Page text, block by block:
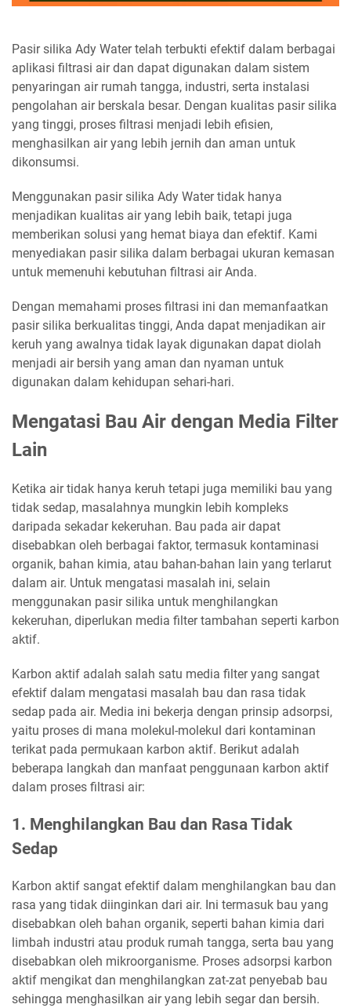
Pasir silika Ady Water telah terbukti efektif dalam berbagai
aplikasi filtrasi air dan dapat digunakan dalam sistem
penyaringan air rumah tangga, industri, serta instalasi
pengolahan air berskala besar. Dengan kualitas pasir silika
yang tinggi, proses filtrasi menjadi lebih efisien,
menghasilkan air yang lebih jernih dan aman untuk
dikonsumsi.
Menggunakan pasir silika Ady Water tidak hanya
menjadikan kualitas air yang lebih baik, tetapi juga
memberikan solusi yang hemat biaya dan efektif. Kami
menyediakan pasir silika dalam berbagai ukuran kemasan
untuk memenuhi kebutuhan filtrasi air Anda.
Dengan memahami proses filtrasi ini dan memanfaatkan
pasir silika berkualitas tinggi, Anda dapat menjadikan air
keruh yang awalnya tidak layak digunakan dapat diolah
menjadi air bersih yang aman dan nyaman untuk
digunakan dalam kehidupan sehari-hari.
Mengatasi Bau Air dengan Media Filter
Lain
Ketika air tidak hanya keruh tetapi juga memiliki bau yang
tidak sedap, masalahnya mungkin lebih kompleks
daripada sekadar kekeruhan. Bau pada air dapat
disebabkan oleh berbagai faktor, termasuk kontaminasi
organik, bahan kimia, atau bahan-bahan lain yang terlarut
dalam air. Untuk mengatasi masalah ini, selain
menggunakan pasir silika untuk menghilangkan
kekeruhan, diperlukan media filter tambahan seperti karbon
aktif.
Karbon aktif adalah salah satu media filter yang sangat
efektif dalam mengatasi masalah bau dan rasa tidak
sedap pada air. Media ini bekerja dengan prinsip adsorpsi,
yaitu proses di mana molekul-molekul dari kontaminan
terikat pada permukaan karbon aktif. Berikut adalah
beberapa langkah dan manfaat penggunaan karbon aktif
dalam proses filtrasi air:
1. Menghilangkan Bau dan Rasa Tidak
Sedap
Karbon aktif sangat efektif dalam menghilangkan bau dan
rasa yang tidak diinginkan dari air. Ini termasuk bau yang
disebabkan oleh bahan organik, seperti bahan kimia dari
limbah industri atau produk rumah tangga, serta bau yang
disebabkan oleh mikroorganisme. Proses adsorpsi karbon
aktif mengikat dan menghilangkan zat-zat penyebab bau
sehingga menghasilkan air yang lebih segar dan bersih.